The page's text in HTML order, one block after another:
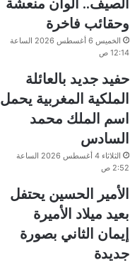
وحقائب فاخرة
الخميس 6 أغسطس 2026 الساعة
12:14 ص
حفيد جديد بالعائلة
الملكية المغربية يحمل
اسم الملك محمد
السادس
الثلاثاء 4 أغسطس 2026 الساعة
2:52 ص
الأمير الحسين يحتفل
بعيد ميلاد الأميرة
إيمان الثاني بصورة
جديدة